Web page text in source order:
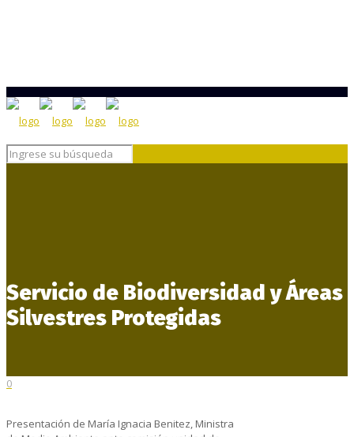
Servicio de Biodiversidad y Áreas
Silvestres Protegidas
0
Presentación de María Ignacia Benitez, Ministra